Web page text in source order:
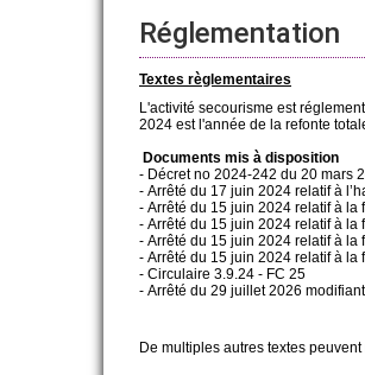
SENSIBILISATIONS (- DE 10
SENSIBILISATIONS (+ DE 10
PSC
SST
FILIÈRE PÉDAGOGIQUE
FONCTIONNEMENT
ESPACE PRIVÉ
Réglementation
Textes règlementaires
L'activité secourisme est
2024 est l'année de la refonte
Documents mis à disposition
- Décret no 2024-242 du 20 mars
- Arrêté du 17 juin 2024 relatif à
- Arrêté du 15 juin 2024 relatif à
- Arrêté du 15 juin 2024 relatif à
- Arrêté du 15 juin 2024 relatif à
- Arrêté du 15 juin 2024 relatif à
- Circulaire 3.9.24 - FC 25
- Arrêté du 29 juillet 2026
De multiples autres textes